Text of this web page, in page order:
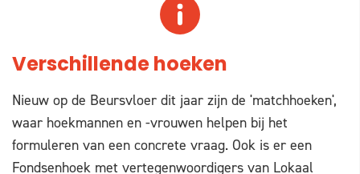
Verschillende hoeken
Nieuw op de Beursvloer dit jaar zijn de 'matchhoeken',
waar hoekmannen en -vrouwen helpen bij het
formuleren van een concrete vraag. Ook is er een
Fondsenhoek met vertegenwoordigers van Lokaal